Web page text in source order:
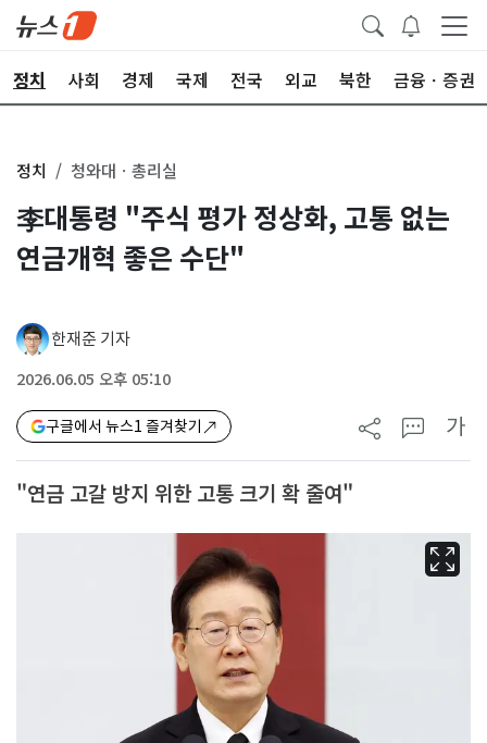
정치 사회 경제 국제 전국 외교 북한 금융ㆍ증권
정치 청와대ㆍ총리실
李대통령 "주식 평가 정상화, 고통 없는
연금개혁 좋은 수단"
한재준 기자
2026.06.05 오후 05:10
구글에서 뉴스1 즐겨찾기 가
"연금 고갈 방지 위한 고통 크기 확 줄여"